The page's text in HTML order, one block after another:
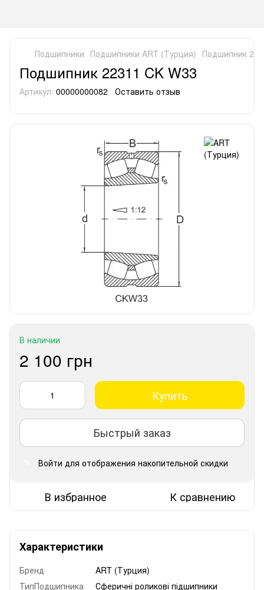
Подшипники Подшипники ART (Турция) Подшипник
Подшипник 22311 CK W33
Артикул: 00000000082 Оставить отзыв
В наличии
2 100 грн
Купить
Быстрый заказ
Войти для отображения накопительной скидки
В избранное К сравнению
Характеристики
Бренд
ART (Турция)
ТипПодшипника
Сферичні роликові підшипники